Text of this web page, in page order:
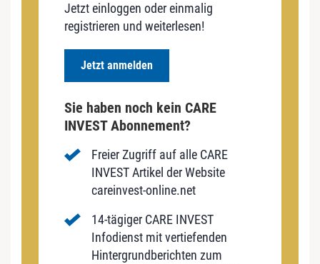
Jetzt einloggen oder einmalig
registrieren und weiterlesen!
Jetzt anmelden
Sie haben noch kein CARE
INVEST Abonnement?
Freier Zugriff auf alle CARE
INVEST Artikel der Website
careinvest-online.net
14-tägiger CARE INVEST
Infodienst mit vertiefenden
Hintergrundberichten zum